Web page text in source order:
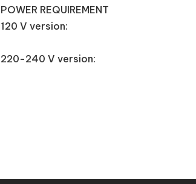
POWER REQUIREMENT
120 V version:
220-240 V version: